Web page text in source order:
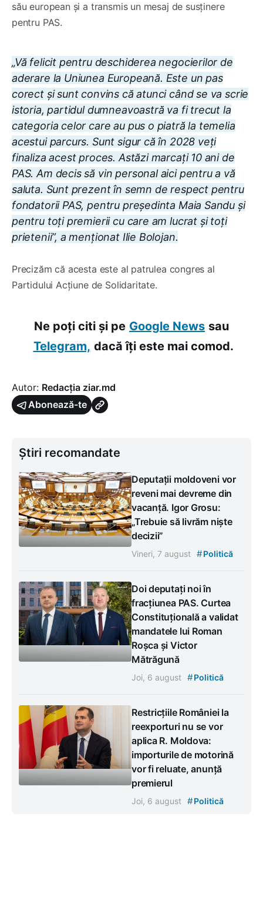
său european și a transmis un mesaj de susținere
pentru PAS.
„Vă felicit pentru deschiderea negocierilor de
aderare la Uniunea Europeană. Este un pas
corect și sunt convins că atunci când se va scrie
istoria, partidul dumneavoastră va fi trecut la
categoria celor care au pus o piatră la temelia
acestui parcurs. Sunt sigur că în 2028 veți
finaliza acest proces. Astăzi marcați 10 ani de
PAS. Am decis să vin personal aici pentru a vă
saluta. Sunt prezent în semn de respect pentru
fondatorii PAS, pentru președinta Maia Sandu și
pentru toți premierii cu care am lucrat și toți
prietenii”, a menționat Ilie Bolojan.
Precizăm că acesta este al patrulea congres al
Partidului Acțiune de Solidaritate.
Ne poți citi și pe Google News sau
Telegram, dacă îți este mai comod.
Autor: Redacția ziar.md
Abonează-te
Știri recomandate
Deputații moldoveni vor
reveni mai devreme din
vacanță. Igor Grosu:
„Trebuie să livrăm niște
decizii”
Vineri, 7 august #Politică
Doi deputați noi în
fracțiunea PAS. Curtea
Constituțională a validat
mandatele lui Roman
Roșca și Victor
Mătrăgună
Joi, 6 august #Politică
Restricțiile României la
reexporturi nu se vor
aplica R. Moldova:
importurile de motorină
vor fi reluate, anunță
premierul
Joi, 6 august #Politică